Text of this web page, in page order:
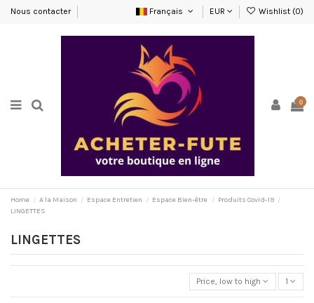
Nous contacter Français EUR Wishlist (0)
0
Home A la Maison Espace Entretien Espace Bien-être
Produits Covid-19
LINGETTES
LINGETTES
Price, low to high 1